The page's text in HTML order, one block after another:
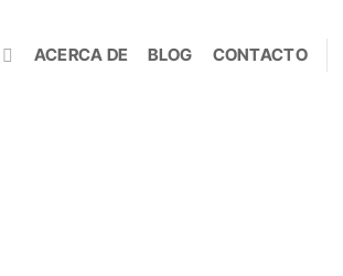
ACERCA DE BLOG CONTACTO